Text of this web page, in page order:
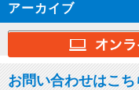
アーカイブ
お問い合わせはこ